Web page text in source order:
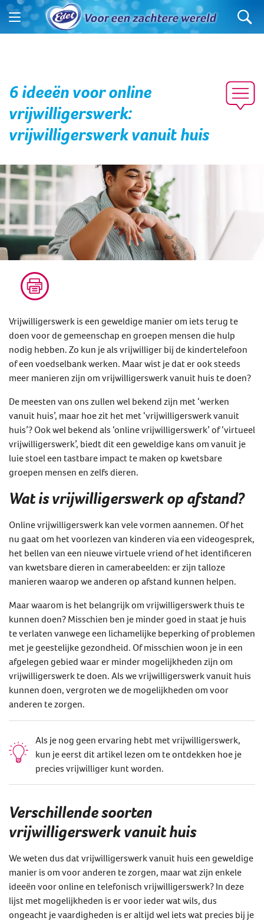
6 ideeën voor online
vrijwilligerswerk:
vrijwilligerswerk vanuit huis
Vrijwilligerswerk is een geweldige manier om iets terug te
doen voor de gemeenschap en groepen mensen die hulp
nodig hebben. Zo kun je als vrijwilliger bij de kindertelefoon
of een voedselbank werken. Maar wist je dat er ook steeds
meer manieren zijn om vrijwilligerswerk vanuit huis te doen?
De meesten van ons zullen wel bekend zijn met ‘werken
vanuit huis’, maar hoe zit het met ‘vrijwilligerswerk vanuit
huis’? Ook wel bekend als ‘online vrijwilligerswerk’ of ‘virtueel
vrijwilligerswerk’, biedt dit een geweldige kans om vanuit je
luie stoel een tastbare impact te maken op kwetsbare
groepen mensen en zelfs dieren.
Wat is vrijwilligerswerk op afstand?
Online vrijwilligerswerk kan vele vormen aannemen. Of het
nu gaat om het voorlezen van kinderen via een videogesprek,
het bellen van een nieuwe virtuele vriend of het identificeren
van kwetsbare dieren in camerabeelden: er zijn talloze
manieren waarop we anderen op afstand kunnen helpen.
Maar waarom is het belangrijk om vrijwilligerswerk thuis te
kunnen doen? Misschien ben je minder goed in staat je huis
te verlaten vanwege een lichamelijke beperking of problemen
met je geestelijke gezondheid. Of misschien woon je in een
afgelegen gebied waar er minder mogelijkheden zijn om
vrijwilligerswerk te doen. Als we vrijwilligerswerk vanuit huis
kunnen doen, vergroten we de mogelijkheden om voor
anderen te zorgen.
Als je nog geen ervaring hebt met vrijwilligerswerk,
kun je eerst dit artikel lezen om te ontdekken hoe je
precies vrijwilliger kunt worden.
Verschillende soorten
vrijwilligerswerk vanuit huis
We weten dus dat vrijwilligerswerk vanuit huis een geweldige
manier is om voor anderen te zorgen, maar wat zijn enkele
ideeën voor online en telefonisch vrijwilligerswerk? In deze
lijst met mogelijkheden is er voor ieder wat wils, dus
ongeacht je vaardigheden is er altijd wel iets wat precies bij je